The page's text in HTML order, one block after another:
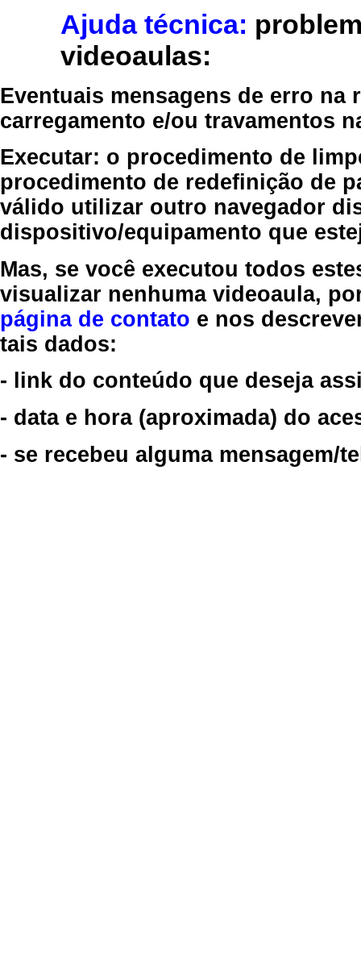
Ajuda técnica:
videoaulas:
Eventuais mensagens de erro
carregamento e/ou travamentos
Executar: o procedimento de
procedimento de redefinição de
válido utilizar outro navegador
dispositivo/equipamento que
Mas, se você executou todos
visualizar nenhuma videoaula,
página de contato e nos
tais dados:
- link do conteúdo que deseja
- data e hora (aproximada) do
- se recebeu alguma mensagem/